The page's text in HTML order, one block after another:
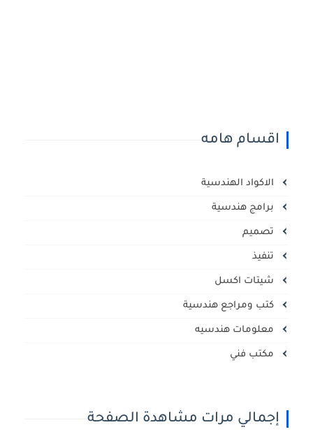
اقسام هامه
الاكواد الهندسية
برامج هندسية
تصميم
تنفيذ
شيتات اكسل
كتب ومراجع هندسية
معلومات هندسيه
مكتب فني
إجمالي مرات مشاهدة الصفحة